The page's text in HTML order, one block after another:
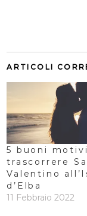
ARTICOLI
5 buoni
trascorrere
Valentino
d’Elba
11 Febbraio 2022